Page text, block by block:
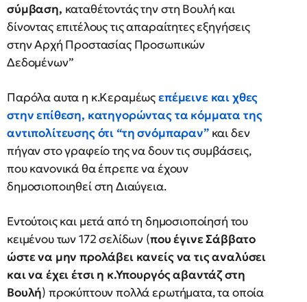
σύμβαση, καταθέτοντάς την στη Βουλή και
δίνοντας επιτέλους τις απαραίτητες εξηγήσεις
στην Αρχή Προστασίας Προσωπικών
Δεδομένων”
Παρόλα αυτα η κ.Κεραμέωςεπέμεινε και χθες
στην επίθεση, κατηγορώντας τα κόμματα της
αντιπολίτευσης ότι “τη σνόμπαραν”και δεν
πήγαν στο γραφείο της να δουν τις συμβάσεις,
που κανονικά θα έπρεπε να έχουν
δημοσιοποιηθεί στη Διαύγεια.
Εντούτοις και μετά από τη δημοσιοποίησή του
κειμένου των 172 σελίδων (που έγινε Σάββατο
ώστε να μην προλάβει κανείς να τις αναλύσει
και να έχει έτσι η κ.Υπουργός αβαντάζ στη
Βουλή) προκύπτουν πολλά ερωτήματα, τα οποία